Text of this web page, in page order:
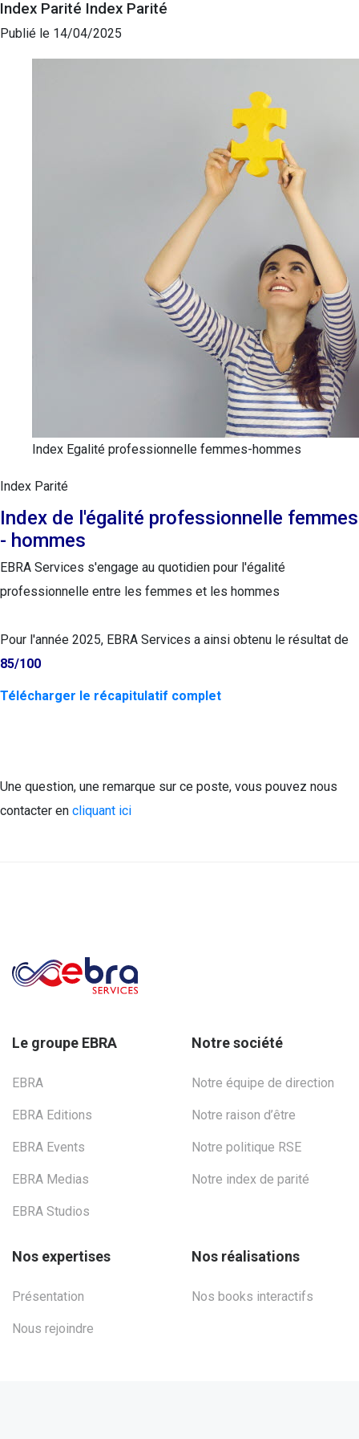
Index Parité Index Parité
Publié le 14/04/2025
Index Egalité professionnelle femmes-hommes
Index Parité
Index de l'égalité professionnelle femmes
- hommes
EBRA Services s'engage au quotidien pour l'égalité
professionnelle entre les femmes et les hommes
Pour l'année 2025, EBRA Services a ainsi obtenu le résultat de
85/100
Télécharger le récapitulatif complet
Une question, une remarque sur ce poste, vous pouvez nous
contacter en cliquant ici
Le groupe EBRA
EBRA
EBRA Editions
EBRA Events
EBRA Medias
EBRA Studios
Notre société
Notre équipe de direction
Notre raison d’être
Notre politique RSE
Notre index de parité
Nos expertises
Présentation
Nous rejoindre
Nos réalisations
Nos books interactifs